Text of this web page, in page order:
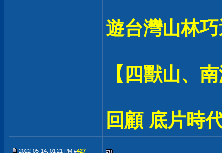
遊台灣山林
【四獸山、
回顧 底片時
2022-05-14, 01:21 PM #427